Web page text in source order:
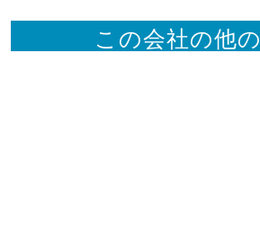
この会社の他